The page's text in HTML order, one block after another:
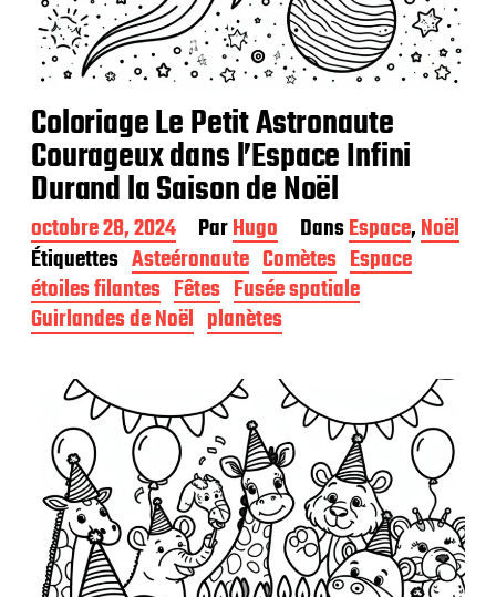
Coloriage Le Petit Astronaute
Courageux dans l’Espace Infini
Durand la Saison de Noël
D
a
t
e
d
e
octobre 28, 2024 ParHugo DansEspace,Noël
Étiquettes Asteéronaute Comètes Espace
étoiles filantes Fêtes Fusée spatiale
Guirlandes de Noël planètes